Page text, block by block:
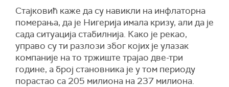
Стајковић каже да су навикли на инфлаторна
померања, да је Нигерија имала кризу, али да је
сада ситуација стабилнија. Како је рекао,
управо су ти разлози због којих је улазак
компаније на то тржиште трајао две-три
године, а број становника је у том периоду
порастао са 205 милиона на 237 милиона.